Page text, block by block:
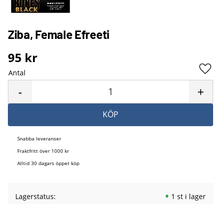
Ziba, Female Efreeti
95 kr
Antal
+
-
KÖP
Snabba leveranser
Fraktfritt över 1000 kr
Alltid 30 dagars öppet köp
Lagerstatus
1 st i lager